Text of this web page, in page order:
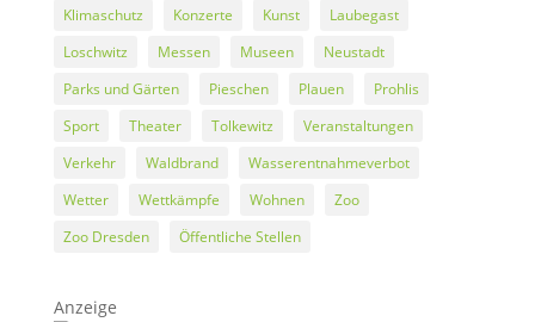
Klimaschutz
Konzerte Kunst
Laubegast
Loschwitz
Messen Museen
Neustadt
Parks und Gärten
Pieschen Plauen
Prohlis
Sport
Theater Tolkewitz
Veranstaltungen
Verkehr
Waldbrand
Wasserentnahmeverbot
Wetter
Wettkämpfe Wohnen
Zoo
Zoo Dresden
Öffentliche Stellen
Anzeige